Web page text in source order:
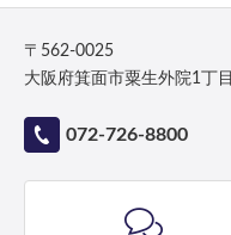
〒562-0025
大阪府箕面市粟生外院1丁
072-726-8800